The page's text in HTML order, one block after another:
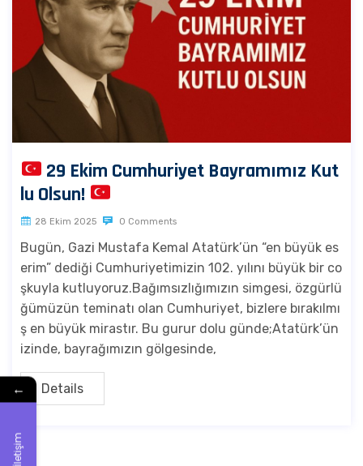
29 Ekim Cumhuriyet Bayramımız Kut
lu Olsun!
28 Ekim 2025 0 Comments
Bugün, Gazi Mustafa Kemal Atatürk’ün “en büyük es
erim” dediği Cumhuriyetimizin 102. yılını büyük bir co
şkuyla kutluyoruz.Bağımsızlığımızın simgesi, özgürlü
ğümüzün teminatı olan Cumhuriyet, bizlere bırakılmı
ş en büyük mirastır. Bu gurur dolu günde;Atatürk’ün
izinde, bayrağımızın gölgesinde,
Details
←
İletişim